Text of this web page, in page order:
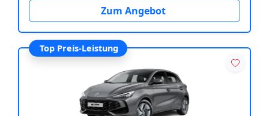
Zum Angebot
Top Preis-Leistung